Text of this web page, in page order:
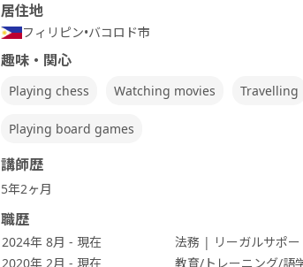
メリカ英語 -
メリカ英語 -
カッション
話
職種別英会話
実践
話 基礎
話 実践
居住地
フィリピン•バコロド市
趣味・関心
Playing chess Watching movies Travelling
Playing board games
講師歴
5年2ヶ月
職歴
2024年 8月 - 現在
法務 | リーガルサポー
2020年 2月 - 現在
教育/トレーニング/語